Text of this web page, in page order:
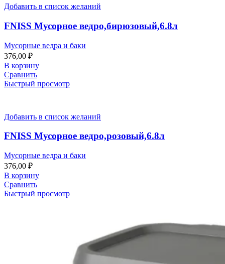
Добавить в список желаний
FNISS Мусорное ведро,бирюзовый,6.8л
Мусорные ведра и баки
376,00 ₽
В корзину
Сравнить
Быстрый просмотр
Добавить в список желаний
FNISS Мусорное ведро,розовый,6.8л
Мусорные ведра и баки
376,00 ₽
В корзину
Сравнить
Быстрый просмотр